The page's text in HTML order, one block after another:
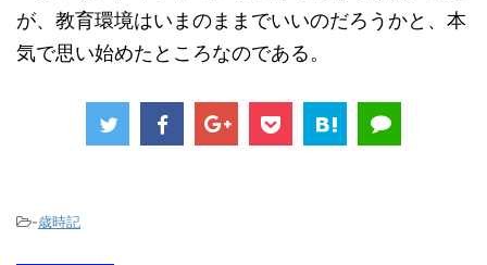
が、教育環境はいまのままでいいのだろうかと、本
気で思い始めたところなのである。
-歳時記